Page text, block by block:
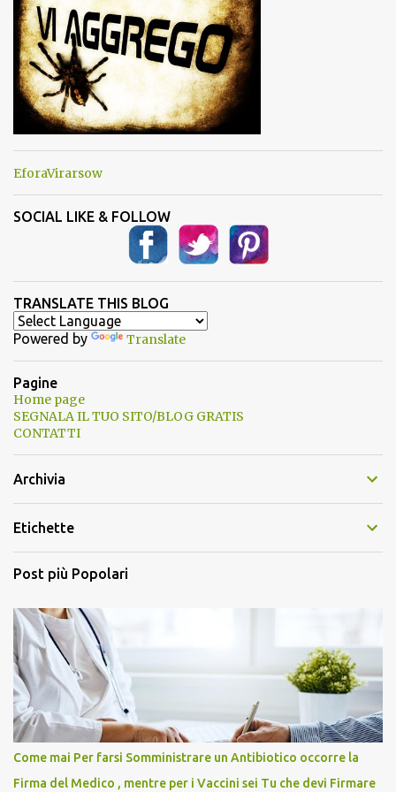
EforaVirarsow
SOCIAL LIKE & FOLLOW
TRANSLATE THIS BLOG
Powered by Translate
Pagine
Home page
SEGNALA IL TUO SITO/BLOG GRATIS
CONTATTI
Archivia
Etichette
Post più Popolari
Come mai Per farsi Somministrare un Antibiotico occorre la
Firma del Medico , mentre per i Vaccini sei Tu che devi Firmare